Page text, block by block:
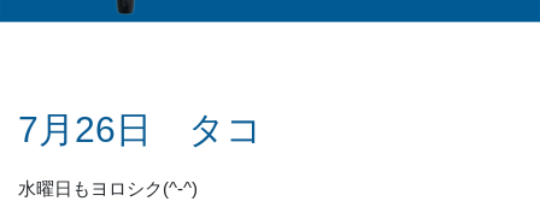
7月26日 タコ
水曜日もヨロシク(^-^)